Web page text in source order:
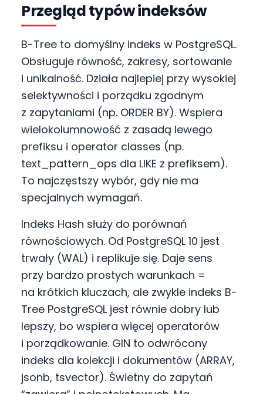
Przegląd typów indeksów
B-Tree to domyślny indeks w PostgreSQL.
Obsługuje równość, zakresy, sortowanie
i unikalność. Działa najlepiej przy wysokiej
selektywności i porządku zgodnym
z zapytaniami (np. ORDER BY). Wspiera
wielokolumnowość z zasadą lewego
prefiksu i operator classes (np.
text_pattern_ops dla LIKE z prefiksem).
To najczęstszy wybór, gdy nie ma
specjalnych wymagań.
Indeks Hash służy do porównań
równościowych. Od PostgreSQL 10 jest
trwały (WAL) i replikuje się. Daje sens
przy bardzo prostych warunkach =
na krótkich kluczach, ale zwykle indeks B-
Tree PostgreSQL jest równie dobry lub
lepszy, bo wspiera więcej operatorów
i porządkowanie. GIN to odwrócony
indeks dla kolekcji i dokumentów (ARRAY,
jsonb, tsvector). Świetny do zapytań